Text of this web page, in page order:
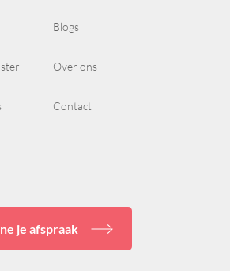
Blogs
Over ons
Contact
je afspraak